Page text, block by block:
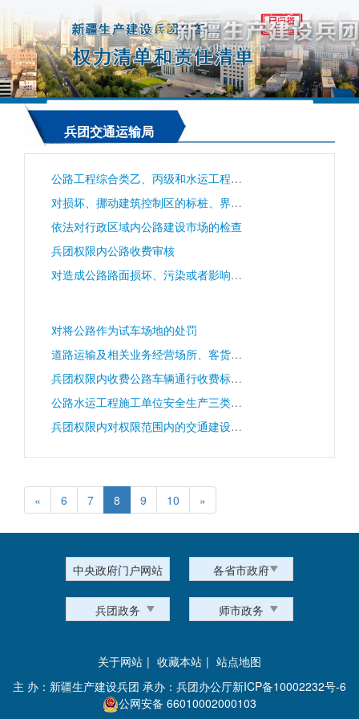
兵团交通运输局
公路工程综合类乙、丙级和水运工程材料类乙、丙级、水运工程结构类乙级的等级评定
对损坏、挪动建筑控制区的标桩、界桩可能危及公路安全的处罚
依法对行政区域内公路建设市场的检查
兵团权限内公路收费审核
对造成公路路面损坏、污染或者影响公路畅通：摆摊设点、堆放物品、设置障碍、挖沟引水、打场晒粮、利用公路边沟灌溉农田、排放污物、污染公路、损坏公路、影响公路畅通、倾倒垃圾、冰雪、放牧牲畜的处罚
对将公路作为试车场地的处罚
道路运输及相关业务经营场所、客货集散地进行监督检查
兵团权限内收费公路车辆通行收费标准的审核
公路水运工程施工单位安全生产三类人员的考核
兵团权限内对权限范围内的交通建设项目建议书、可行性研究报告、初步设计、施工图设计的批复和项目施工许可、竣工验收
« 6 7 8 9 10 »
中央政府门户网站 各省市政府
兵团政务 师市政务
关于网站 | 收藏本站 | 站点地图
主 办：新疆生产建设兵团 承办：兵团办公厅新ICP备10002232号-6
公网安备 66010002000103